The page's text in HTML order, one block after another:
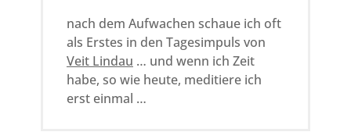
nach dem Aufwachen schaue ich oft
als Erstes in den Tagesimpuls von
Veit Lindau … und wenn ich Zeit
habe, so wie heute, meditiere ich
erst einmal …